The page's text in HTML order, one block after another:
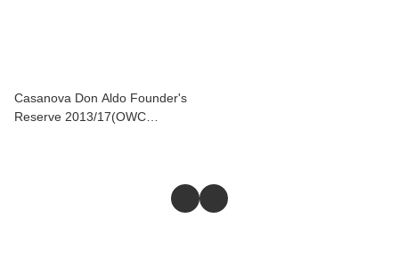
Casanova Don Aldo Founder's
Reserve 2013/17(OWC